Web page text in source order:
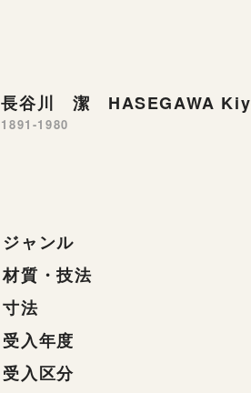
長谷川 潔 HASEGAWA
1891-1980
ジャンル
材質・技法
寸法
受入年度
受入区分